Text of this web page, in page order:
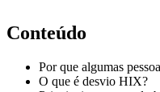
Conteúdo
Por que algumas
O que é desvio HIX?